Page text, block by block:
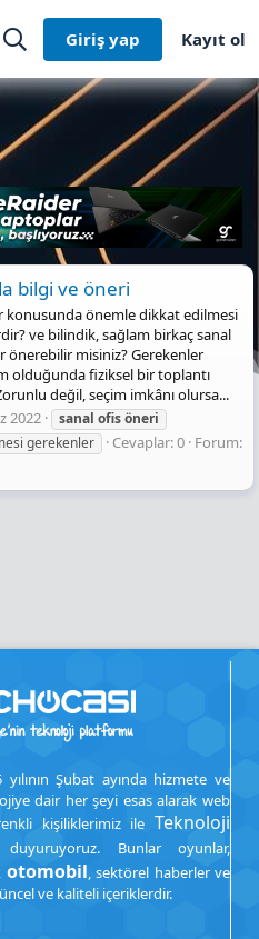
Giriş yap Kayıt ol
bilgi ve öneri
konusunda önemle dikkat edilmesi
ve bilindik, sağlam birkaç sanal
önerebilir misiniz? Gerekenler
olduğunda fiziksel bir toplantı
değil, seçim imkânı olursa...
2022 sanal ofisöneri
gerekenler Cevaplar: 0 Forum:
Şubat ayında hizmete ve
dair her şeyi esas alarak web
kişiliklerimiz ile Teknoloji
duyuruyoruz. Bunlar oyunlar,
otomobil, sektörel haberler ve
ve kaliteli içeriklerdir.